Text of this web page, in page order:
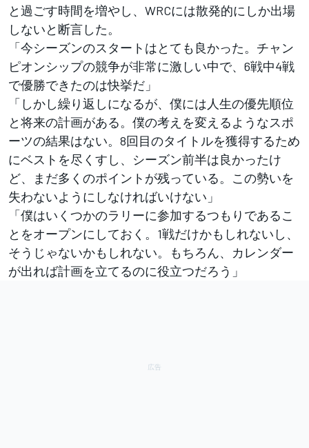
と過ごす時間を増やし、WRCには散発的にしか出場
しないと断言した。
「今シーズンのスタートはとても良かった。チャン
ピオンシップの競争が非常に激しい中で、6戦中4戦
で優勝できたのは快挙だ」
「しかし繰り返しになるが、僕には人生の優先順位
と将来の計画がある。僕の考えを変えるようなスポ
ーツの結果はない。8回目のタイトルを獲得するため
にベストを尽くすし、シーズン前半は良かったけ
ど、まだ多くのポイントが残っている。この勢いを
失わないようにしなければいけない」
「僕はいくつかのラリーに参加するつもりであるこ
とをオープンにしておく。1戦だけかもしれないし、
そうじゃないかもしれない。もちろん、カレンダー
が出れば計画を立てるのに役立つだろう」